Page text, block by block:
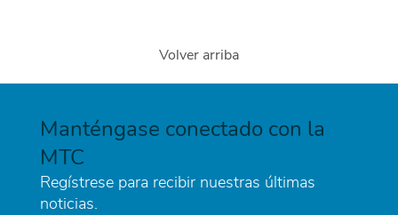
Volver arriba
Manténgase conectado con la
MTC
Regístrese para recibir nuestras últimas
noticias.